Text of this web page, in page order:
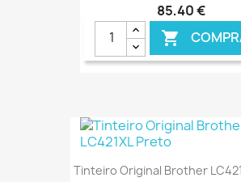
85,40 €

€
Tinteiro Original Brother